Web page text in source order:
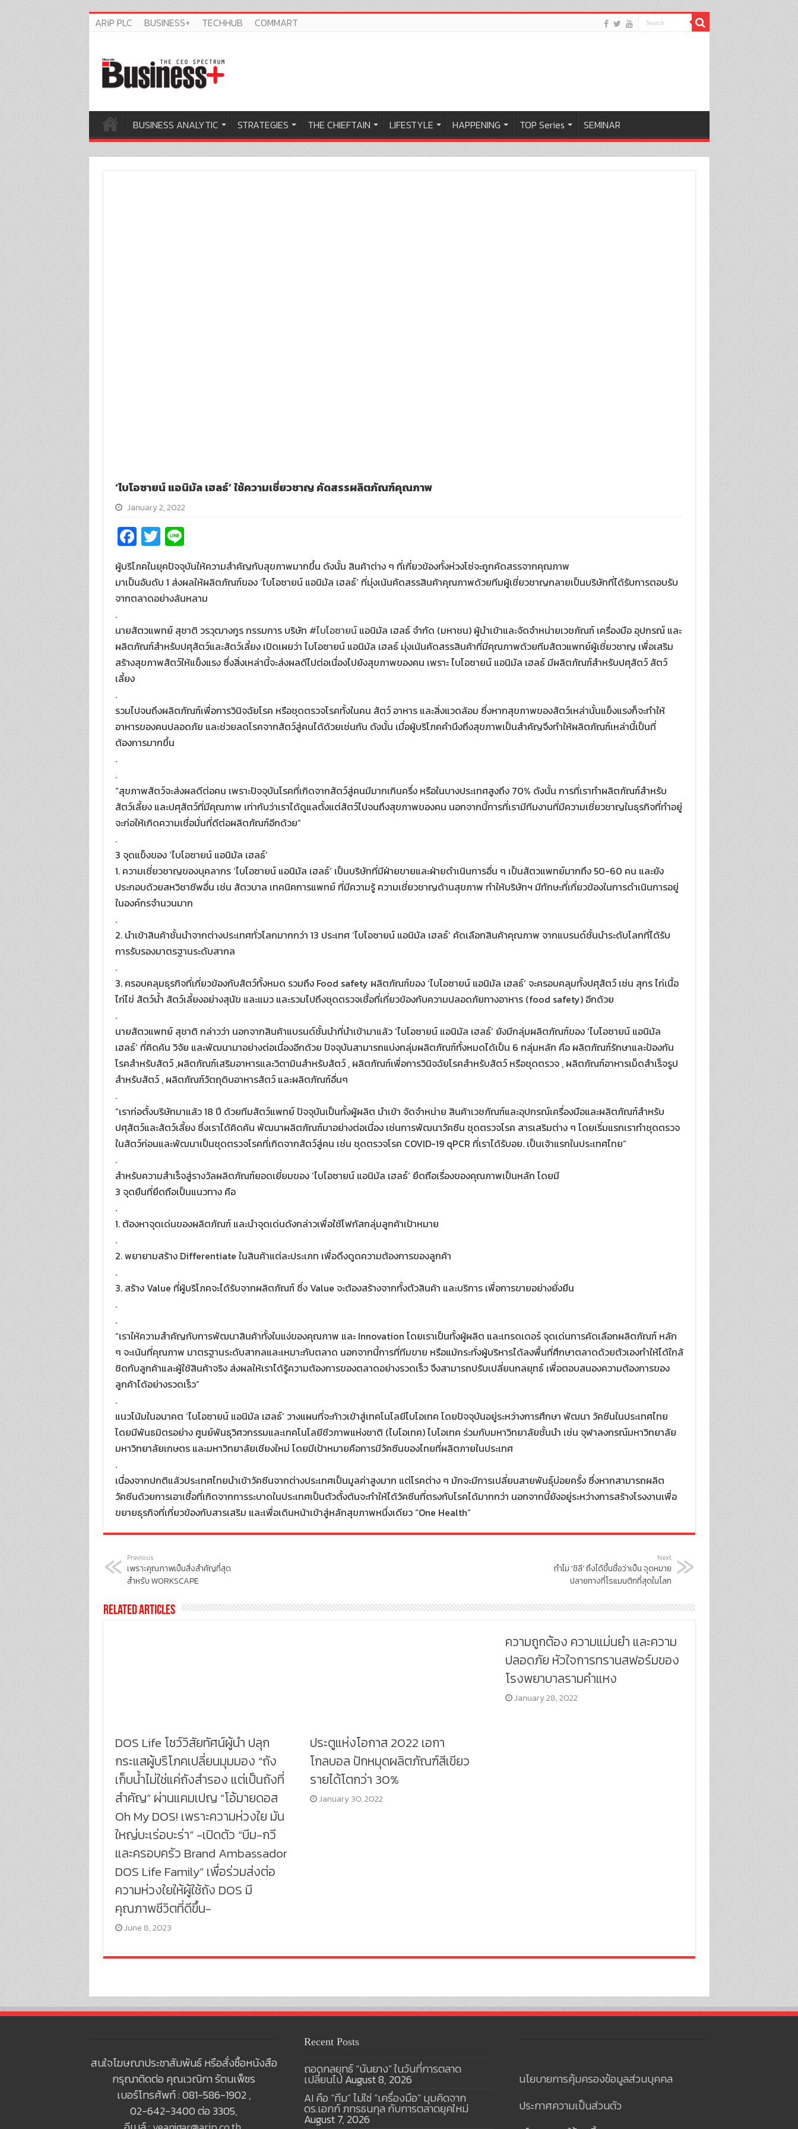
ARiP PLC BUSINESS+ TECHHUB COMMART
BUSINESS ANALYTIC STRATEGIES THE CHIEFTAIN LIFESTYLE HAPPENING TOP Series SEMINAR
‘ไบโอซายน์ แอนิมัล เฮลธ์’ ใช้ความเชี่ยวชาญ คัดสรรผลิตภัณฑ์คุณภาพ
January 2, 2022
Fa
ce
b
o
k
T
wi
tt
er
Li
n
e
ผู้บริโภคในยุคปัจจุบันให้ความสำคัญกับสุขภาพมากขึ้น ดังนั้น สินค้าต่าง ๆ ที่เกี่ยวข้องทั้งห่วงโซ่จะถูกคัดสรรจากคุณภาพ
มาเป็นอันดับ 1 ส่งผลให้ผลิตภัณฑ์ของ ‘ไบโอซายน์ แอนิมัล เฮลธ์’ ที่มุ่งเน้นคัดสรรสินค้าคุณภาพด้วยทีมผู้เชี่ยวชาญกลายเป็นบริษัทที่ได้รับการตอบรับ
จากตลาดอย่างล้นหลาม
.
นายสัตวแพทย์ สุชาติ วรวุฒางกูร กรรมการ บริษัท #ไบโอซายน์แอนิมัล เฮลธ์ จำกัด (มหาชน) ผู้นำเข้าและจัดจำหน่ายเวชภัณฑ์ เครื่องมือ อุปกรณ์ และ
ผลิตภัณฑ์สำหรับปศุสัตว์และสัตว์เลี้ยง เปิดเผยว่า ไบโอซายน์ แอนิมัล เฮลธ์ มุ่งเน้นคัดสรรสินค้าที่มีคุณภาพด้วยทีมสัตวแพทย์ผู้เชี่ยวชาญ เพื่อเสริม
สร้างสุขภาพสัตว์ให้แข็งแรง ซึ่งสิ่งเหล่านี้จะส่งผลดีไปต่อเนื่องไปยังสุขภาพของคน เพราะ ไบโอซายน์ แอนิมัล เฮลธ์ มีผลิตภัณฑ์สำหรับปศุสัตว์ สัตว์
เลี้ยง
.
รวมไปจนถึงผลิตภัณฑ์เพื่อการวินิจฉัยโรค หรือชุดตรวจโรคทั้งในคน สัตว์ อาหาร และสิ่งแวดล้อม ซึ่งหากสุขภาพของสัตว์เหล่านั้นแข็งแรงก็จะทำให้
อาหารของคนปลอดภัย และช่วยลดโรคจากสัตว์สู่คนได้ด้วยเช่นกัน ดังนั้น เมื่อผู้บริโภคคำนึงถึงสุขภาพเป็นสำคัญจึงทำให้ผลิตภัณฑ์เหล่านี้เป็นที่
ต้องการมากขึ้น
.
.
“สุขภาพสัตว์จะส่งผลดีต่อคน เพราะปัจจุบันโรคที่เกิดจากสัตว์สู่คนมีมากเกินครึ่ง หรือในบางประเทศสูงถึง 70% ดังนั้น การที่เราทำผลิตภัณฑ์สำหรับ
สัตว์เลี้ยง และปศุสัตว์ที่มีคุณภาพ เท่ากับว่าเราได้ดูแลตั้งแต่สัตว์ไปจนถึงสุขภาพของคน นอกจากนี้การที่เรามีทีมงานที่มีความเชี่ยวชาญในธุรกิจที่ทำอยู่
จะก่อให้เกิดความเชื่อมั่นที่ดีต่อผลิตภัณฑ์อีกด้วย”
.
3 จุดแข็งของ ‘ไบโอซายน์ แอนิมัล เฮลธ์’
1. ความเชี่ยวชาญของบุคลากร ‘ไบโอซายน์ แอนิมัล เฮลธ์’ เป็นบริษัทที่มีฝ่ายขายและฝ่ายดำเนินการอื่น ๆ เป็นสัตวแพทย์มากถึง 50-60 คน และยัง
ประกอบด้วยสหวิชาชีพอื่น เช่น สัตวบาล เทคนิคการแพทย์ ที่มีความรู้ ความเชี่ยวชาญด้านสุขภาพ ทำให้บริษัทฯ มีทักษะที่เกี่ยวข้องในการดำเนินการอยู่
ในองค์กรจำนวนมาก
.
2. นำเข้าสินค้าชั้นนำจากต่างประเทศทั่วโลกมากกว่า 13 ประเทศ ‘ไบโอซายน์ แอนิมัล เฮลธ์’ คัดเลือกสินค้าคุณภาพ จากแบรนด์ชั้นนำระดับโลกที่ได้รับ
การรับรองมาตรฐานระดับสากล
.
3. ครอบคลุมธุรกิจที่เกี่ยวข้องกับสัตว์ทั้งหมด รวมถึง Food safety ผลิตภัณฑ์ของ ‘ไบโอซายน์ แอนิมัล เฮลธ์’ จะครอบคลุมทั้งปศุสัตว์ เช่น สุกร ไก่เนื้อ
ไก่ไข่ สัตว์น้ำ สัตว์เลี้ยงอย่างสุนัข และแมว และรวมไปถึงชุดตรวจเชื้อที่เกี่ยวข้องกับความปลอดภัยทางอาหาร (food safety) อีกด้วย
.
นายสัตวแพทย์ สุชาติ กล่าวว่า นอกจากสินค้าแบรนด์ชั้นนำที่นำเข้ามาแล้ว ‘ไบโอซายน์ แอนิมัล เฮลธ์’ ยังมีกลุ่มผลิตภัณฑ์ของ ‘ไบโอซายน์ แอนิมัล
เฮลธ์’ ที่คิดค้น วิจัย และพัฒนามาอย่างต่อเนื่องอีกด้วย ปัจจุบันสามารถแบ่งกลุ่มผลิตภัณฑ์ทั้งหมดได้เป็น 6 กลุ่มหลัก คือ ผลิตภัณฑ์รักษาและป้องกัน
โรคสำหรับสัตว์ ,ผลิตภัณฑ์เสริมอาหารและวิตามินสำหรับสัตว์ , ผลิตภัณฑ์เพื่อการวินิจฉัยโรคสำหรับสัตว์ หรือชุดตรวจ , ผลิตภัณฑ์อาหารเม็ดสำเร็จรูป
สำหรับสัตว์ , ผลิตภัณฑ์วัตถุดิบอาหารสัตว์ และผลิตภัณฑ์อื่นๆ
.
“เราก่อตั้งบริษัทมาแล้ว 18 ปี ด้วยทีมสัตว์แพทย์ ปัจจุบันเป็นทั้งผู้ผลิต นำเข้า จัดจำหน่าย สินค้าเวชภัณฑ์และอุปกรณ์เครื่องมือและผลิตภัณฑ์สำหรับ
ปศุสัตว์และสัตว์เลี้ยง ซึ่งเราได้คิดค้น พัฒนาผลิตภัณฑ์มาอย่างต่อเนื่อง เช่นการพัฒนาวัคซีน ชุดตรวจโรค สารเสริมต่าง ๆ โดยเริ่มแรกเราทำชุดตรวจ
ในสัตว์ก่อนและพัฒนาเป็นชุดตรวจโรคที่เกิดจากสัตว์สู่คน เช่น ชุดตรวจโรค COVID-19 qPCR ที่เราได้รับอย. เป็นเจ้าแรกในประเทศไทย”
.
สำหรับความสำเร็จสู่รางวัลผลิตภัณฑ์ยอดเยี่ยมของ ‘ไบโอซายน์ แอนิมัล เฮลธ์’ ยึดถือเรื่องของคุณภาพเป็นหลัก โดยมี
3 จุดยืนที่ยึดถือเป็นแนวทาง คือ
.
1. ต้องหาจุดเด่นของผลิตภัณฑ์ และนำจุดเด่นดังกล่าวเพื่อใช้โฟกัสกลุ่มลูกค้าเป้าหมาย
.
2. พยายามสร้าง Differentiate ในสินค้าแต่ละประเภท เพื่อดึงดูดความต้องการของลูกค้า
.
3. สร้าง Value ที่ผู้บริโภคจะได้รับจากผลิตภัณฑ์ ซึ่ง Value จะต้องสร้างจากทั้งตัวสินค้า และบริการ เพื่อการขายอย่างยั่งยืน
.
.
“เราให้ความสำคัญกับการพัฒนาสินค้าทั้งในแง่ของคุณภาพ และ Innovation โดยเราเป็นทั้งผู้ผลิต และเทรดเดอร์ จุดเด่นการคัดเลือกผลิตภัณฑ์ หลัก
ๆ จะเน้นที่คุณภาพ มาตรฐานระดับสากลและเหมาะกับตลาด นอกจากนี้การที่ทีมขาย หรือแม้กระทั่งผู้บริหารได้ลงพื้นที่ศึกษาตลาดด้วยตัวเองทำให้ได้ใกล้
ชิดกับลูกค้าและผู้ใช้สินค้าจริง ส่งผลให้เราได้รู้ความต้องการของตลาดอย่างรวดเร็ว จึงสามารถปรับเปลี่ยนกลยุทธ์ เพื่อตอบสนองความต้องการของ
ลูกค้าได้อย่างรวดเร็ว”
.
แนวโน้มในอนาคต ‘ไบโอซายน์ แอนิมัล เฮลธ์’ วางแผนที่จะก้าวเข้าสู่เทคโนโลยีไบโอเทค โดยปัจจุบันอยู่ระหว่างการศึกษา พัฒนา วัคซีนในประเทศไทย
โดยมีพันธมิตรอย่าง ศูนย์พันธุวิศวกรรมและเทคโนโลยีชีวภาพแห่งชาติ (ไบโอเทค) ไบโอเทค ร่วมกับมหาวิทยาลัยชั้นนำ เช่น จุฬาลงกรณ์มหาวิทยาลัย
มหาวิทยาลัยเกษตร และมหาวิทยาลัยเชียงใหม่ โดยมีเป้าหมายคือการมีวัคซีนของไทยที่ผลิตภายในประเทศ
.
เนื่องจากปกติแล้วประเทศไทยนำเข้าวัคซีนจากต่างประเทศเป็นมูลค่าสูงมาก แต่โรคต่าง ๆ มักจะมีการเปลี่ยนสายพันธุ์บ่อยครั้ง ซึ่งหากสามารถผลิต
วัคซีนด้วยการเอาเชื้อที่เกิดจากการระบาดในประเทศเป็นตัวตั้งต้นจะทำให้ได้วัคซีนที่ตรงกับโรคได้มากกว่า นอกจากนี้ยังอยู่ระหว่างการสร้างโรงงานเพื่อ
ขยายธุรกิจที่เกี่ยวข้องกับสารเสริม และเพื่อเดินหน้าเข้าสู่หลักสุขภาพหนึ่งเดียว “One Health”
Previous
เพราะคุณภาพเป็นสิ่งสำคัญที่สุด
สำหรับ WORKSCAPE
Next
ทำไม ‘ชิลี’ ถึงได้ขึ้นชื่อว่าเป็น จุดหมาย
ปลายทางที่โรแมนติกที่สุดในโลก
Related Articles
DOS Life โชว์วิสัยทัศน์ผู้นำ ปลุก
กระแสผู้บริโภคเปลี่ยนมุมมอง “ถัง
เก็บน้ำไม่ใช่แค่ถังสำรอง แต่เป็นถังที่
สำคัญ” ผ่านแคมเปญ “โอ้มายดอส
Oh My DOS! เพราะความห่วงใย มัน
ใหญ่บะเร่อบะร่า” -เปิดตัว “บีม-กวี
และครอบครัว Brand Ambassador
DOS Life Family” เพื่อร่วมส่งต่อ
ความห่วงใยให้ผู้ใช้ถัง DOS มี
คุณภาพชีวิตที่ดีขึ้น-
June 8, 2023
ประตูแห่งโอกาส 2022 เอกา
โกลบอล ปักหมุดผลิตภัณฑ์สีเขียว
รายได้โตกว่า 30%
January 30, 2022
ความถูกต้อง ความแม่นยำ และความ
ปลอดภัย หัวใจการทรานสฟอร์มของ
โรงพยาบาลรามคำแหง
January 28, 2022
สนใจโฆษณาประชาสัมพันธ์ หรือสั่งซื้อหนังสือ
กรุณาติดต่อ คุณเวณิกา รัตนเพ็ชร
เบอร์โทรศัพท์ : 081-586-1902 ,
02-642-3400 ต่อ 3305,
Recent Posts
ถอดกลยุทธ์ “นันยาง” ในวันที่การตลาด
เปลี่ยนไป August 8, 2026
AI คือ “ทีม” ไม่ใช่ “เครื่องมือ” มุมคิดจาก
ดร.เอกก์ ภทรธนกุล กับการตลาดยุคใหม่
August 7, 2026
นโยบายการคุ้มครองข้อมูลส่วนบุคคล
ประกาศความเป็นส่วนตัว